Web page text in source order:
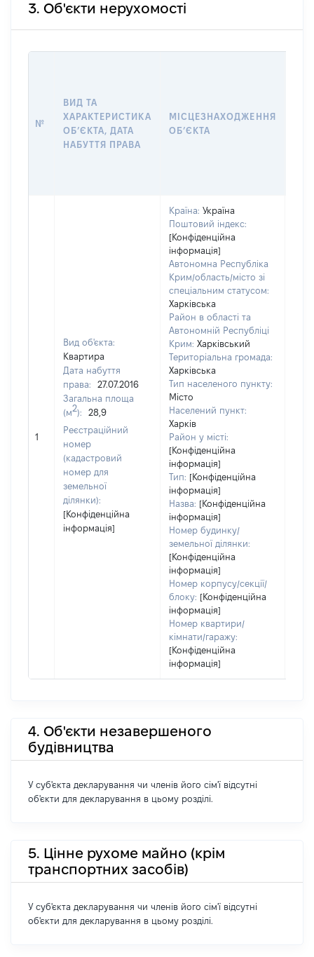
3. Об'єкти нерухомості
№
ВИД ТА
ХАРАКТЕРИСТИКА
ОБʼЄКТА, ДАТА
НАБУТТЯ ПРАВА
МІСЦЕЗНАХОДЖЕННЯ
ОБʼЄКТА
1
Вид об'єкта:
Квартира
Дата набуття
права:
27.07.2016
Загальна площа
(м2):
28,9
Реєстраційний
номер
(кадастровий
номер для
земельної
ділянки):
[Конфіденційна
інформація]
Країна: Україна
Поштовий індекс:
[Конфіденційна
інформація]
Автономна Республіка
Крим/область/місто зі
спеціальним статусом:
Харківська
Район в області та
Автономній Республіці
Крим: Харківський
Територіальна громада:
Харківська
Тип населеного пункту:
Місто
Населений пункт:
Харків
Район у місті:
[Конфіденційна
інформація]
Тип: [Конфіденційна
інформація]
Назва: [Конфіденційна
інформація]
Номер будинку/
земельної ділянки:
[Конфіденційна
інформація]
Номер корпусу/секції/
блоку: [Конфіденційна
інформація]
Номер квартири/
кімнати/гаражу:
[Конфіденційна
інформація]
4. Об'єкти незавершеного
будівництва
У суб'єкта декларування чи членів його сім'ї відсутні
об'єкти для декларування в цьому розділі.
5. Цінне рухоме майно (крім
транспортних засобів)
У суб'єкта декларування чи членів його сім'ї відсутні
об'єкти для декларування в цьому розділі.